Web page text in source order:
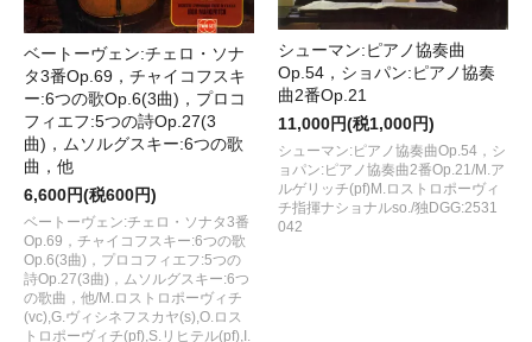
ベートーヴェン:チェロ・ソナ
タ3番Op.69，チャイコフスキ
ー:6つの歌Op.6(3曲)，プロコ
フィエフ:5つの詩Op.27(3
曲)，ムソルグスキー:6つの歌
曲，他
6,600円(税600円)
ベートーヴェン:チェロ・ソナタ3番
Op.69，チャイコフスキー:6つの歌
Op.6(3曲)，プロコフィエフ:5つの
詩Op.27(3曲)，ムソルグスキー:6つ
の歌曲，他/M.ロストロポーヴィチ
(vc),G.ヴィシネフスカヤ(s),O.ロス
トロポーヴィチ(pf),S.リヒテル(pf),I.
シューマン:ピアノ協奏曲
Op.54，ショパン:ピアノ協奏
曲2番Op.21
11,000円(税1,000円)
シューマン:ピアノ協奏曲Op.54，シ
ョパン:ピアノ協奏曲2番Op.21/M.ア
ルゲリッチ(pf)M.ロストロポーヴィ
チ指揮ナショナルso./独DGG:2531
042